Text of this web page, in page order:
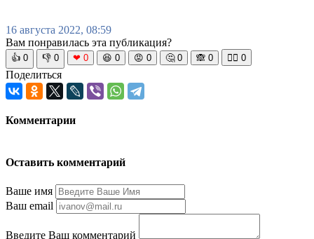
16 августа 2022, 08:59
Вам понравилась эта публикация?
👍 0 👎 0 ❤ 0 😆 0 😡 0 🤔 0 🙈 0 🧘‍♀️ 0
Поделиться
Комментарии
Оставить комментарий
Ваше имя
Ваш email
Введите Ваш комментарий